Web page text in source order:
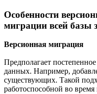
Особенности
миграции всей базы
Версионная миграция
Предполагает
данных. Например,
существующих. Такой
работоспособной во